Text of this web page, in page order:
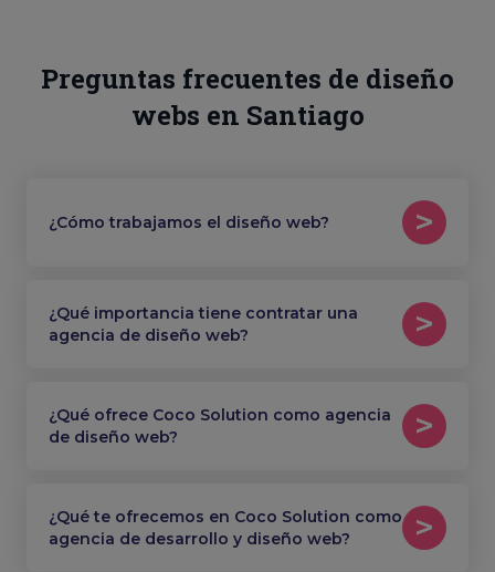
Preguntas frecuentes de diseño
webs en Santiago
¿Cómo trabajamos el diseño web?
¿Qué importancia tiene contratar una
agencia de diseño web?
¿Qué ofrece Coco Solution como agencia
de diseño web?
¿Qué te ofrecemos en Coco Solution como
agencia de desarrollo y diseño web?